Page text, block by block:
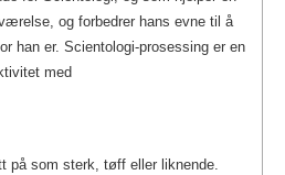
og forbedrer hans evne til å
han er. Scientologi-prosessing er en
med
på som sterk, tøff eller liknende.